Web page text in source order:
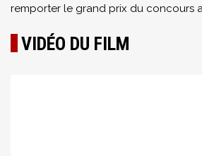
remporter le grand prix du concours
VIDÉO DU FILM